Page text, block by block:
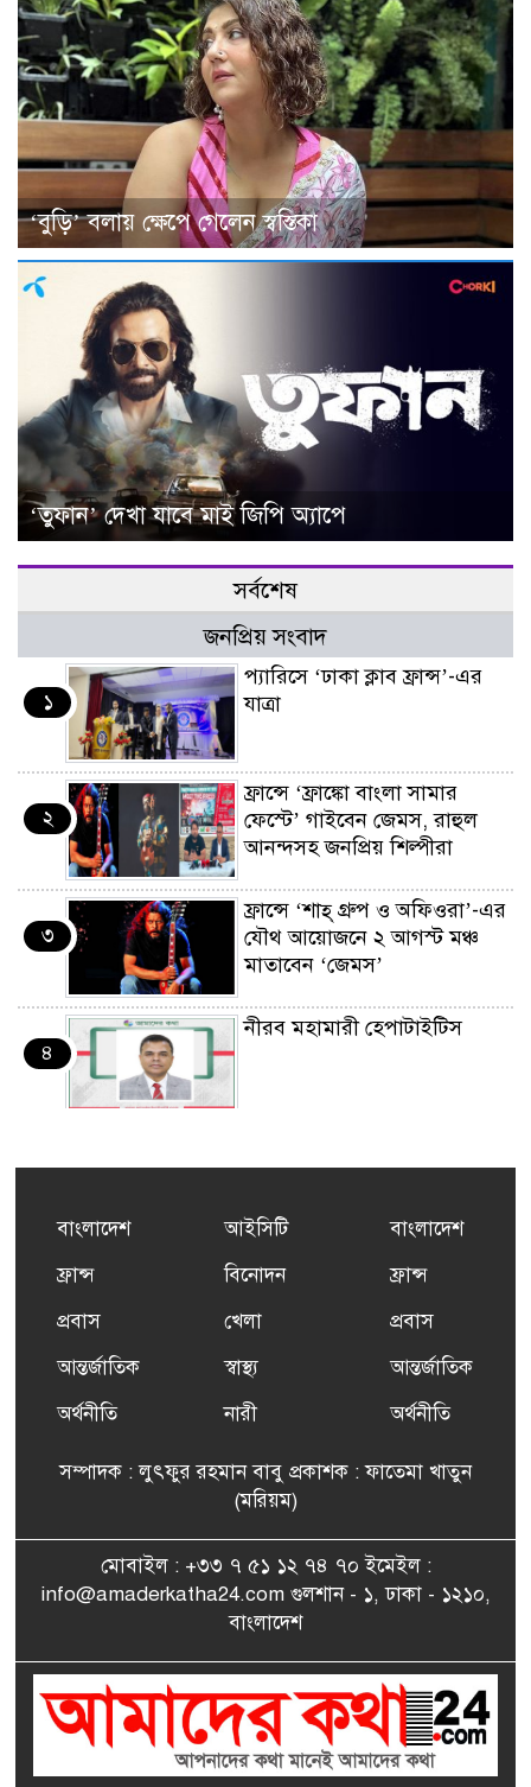
‘বুড়ি’ বলায় ক্ষেপে গেলেন স্বস্তিকা
‘তুফান’ দেখা যাবে মাই জিপি অ্যাপে
সর্বশেষ
জনপ্রিয় সংবাদ
১
প্যারিসে ‘ঢাকা ক্লাব ফ্রান্স’-এর
যাত্রা
২
ফ্রান্সে ‘ফ্রাঙ্কো বাংলা সামার
ফেস্টে’ গাইবেন জেমস, রাহুল
আনন্দসহ জনপ্রিয় শিল্পীরা
৩
ফ্রান্সে ‘শাহ্ গ্রুপ ও অফিওরা’-এর
যৌথ আয়োজনে ২ আগস্ট মঞ্চ
মাতাবেন ‘জেমস’
৪
নীরব মহামারী হেপাটাইটিস
৫
এর সম্পূর্ণ বিনামূল্যের সুশি
ফ্রান্সসহ ইউরোপীয় দেশসমূহে
দাবদাহ: কারণ, প্রভাব ও করণীয়
ফ্রান্সে সংবর্ধিত হলেন যুক্তরাজ্য
বিএনপি’র আহ্বায়ক কমিটির
সাংবাদিকতায় কৃতিত্বের পুরস্কার
এমপি মমতাজ আলোকে
জেলা প্রবাসী এসোসিয়েশন’
বেদে সম্প্রদায় নিয়ে প্যারিসে
তথ্য-চলচ্চিত্র “ভাসমান জীবন”
বাংলাদেশ
ফ্রান্স
প্রবাস
আন্তর্জাতিক
অর্থনীতি
আইসিটি
বিনোদন
খেলা
স্বাস্থ্য
নারী
বাংলাদেশ
ফ্রান্স
প্রবাস
আন্তর্জাতিক
অর্থনীতি
সম্পাদক : লুৎফুর রহমান বাবু প্রকাশক : ফাতেমা খাতুন
(মরিয়ম)
মোবাইল : +৩৩ ৭ ৫১ ১২ ৭৪ ৭০ ইমেইল :
info@amaderkatha24.com গুলশান - ১, ঢাকা - ১২১০,
বাংলাদেশ